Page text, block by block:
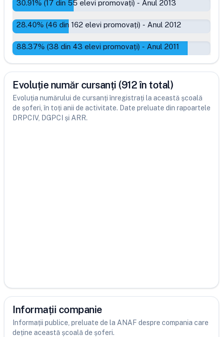
30.91% (17 din 55 elevi promovați) - Anul 2013
28.40% (46 din 162 elevi promovați) - Anul 2012
88.37% (38 din 43 elevi promovați) - Anul 2011
Evoluție număr cursanți (912 în total)
Evoluția numărului de cursanți înregistrați la această școală
de șoferi, în toți anii de activitate. Date preluate din rapoartele
DRPCIV, DGPCI și ARR.
Informații companie
Informații publice, preluate de la ANAF despre compania care
deține această școală de șoferi.